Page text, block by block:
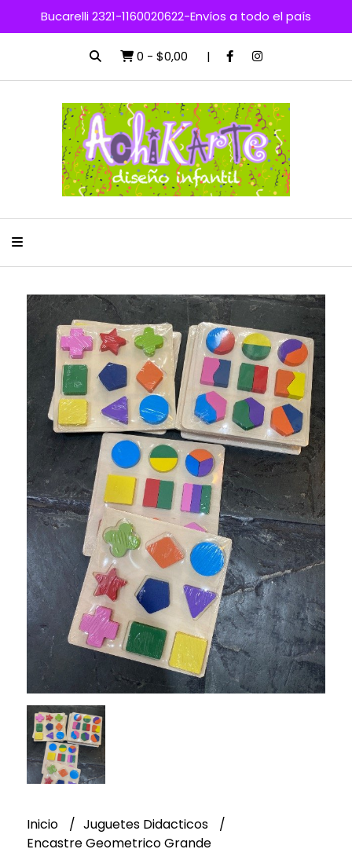
Bucarelli 2321-1160020622-Envíos a todo el país
0 - $0,00
Inicio
Juguetes Didacticos
Encastre Geometrico Grande